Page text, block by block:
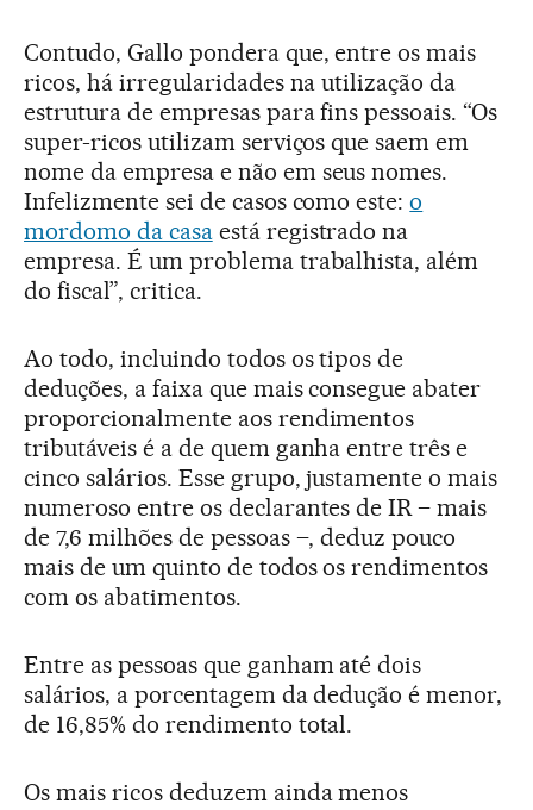
Contudo, Gallo pondera que, entre os mais
ricos, há irregularidades na utilização da
estrutura de empresas para fins pessoais. “Os
super-ricos utilizam serviços que saem em
nome da empresa e não em seus nomes.
Infelizmente sei de casos como este:o
mordomo da casaestá registrado na
empresa. É um problema trabalhista, além
do fiscal”, critica.
Ao todo, incluindo todos os tipos de
deduções, a faixa que mais consegue abater
proporcionalmente aos rendimentos
tributáveis é a de quem ganha entre três e
cinco salários. Esse grupo, justamente o mais
numeroso entre os declarantes de IR – mais
de 7,6 milhões de pessoas –, deduz pouco
mais de um quinto de todos os rendimentos
com os abatimentos.
Entre as pessoas que ganham até dois
salários, a porcentagem da dedução é menor,
de 16,85% do rendimento total.
Os mais ricos deduzem ainda menos